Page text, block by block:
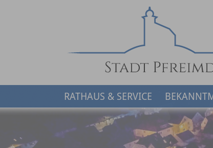
RATHAUS & SERVICE